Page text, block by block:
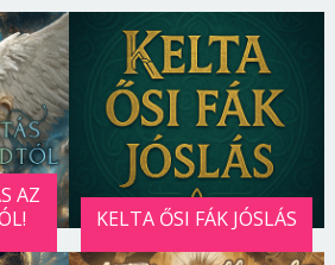
AZ
KELTA ŐSI FÁK JÓSLÁS